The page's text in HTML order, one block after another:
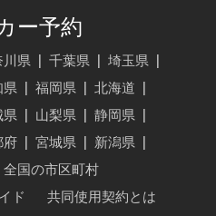
ー予約
川県 千葉県 埼玉県
県 福岡県 北海道
県 山梨県 静岡県
府 宮城県 新潟県
全国の市区町村
ド
共同使用契約とは